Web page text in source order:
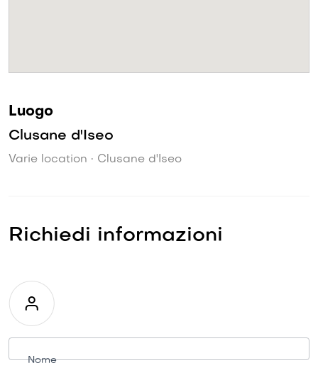
Luogo
Clusane d'Iseo
Varie location • Clusane d'Iseo
Richiedi informazioni
Richiesta
informazioni
Nome